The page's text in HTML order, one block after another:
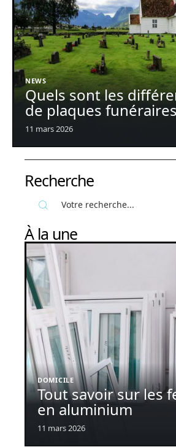
NEWS
Quels sont les
de plaques
11 mars 2026
Recherche
À la une
DOMICILE
Tout savoir sur les
en aluminium
11 mars 2026